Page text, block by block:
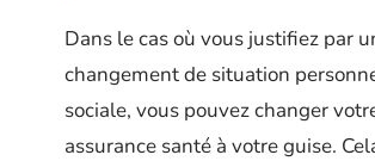
Dans le cas où vous justifiez par
changement de situation
sociale, vous pouvez changer
assurance santé à votre guise.